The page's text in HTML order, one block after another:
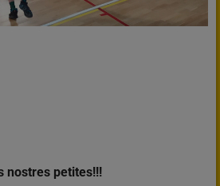
nostres petites!!!